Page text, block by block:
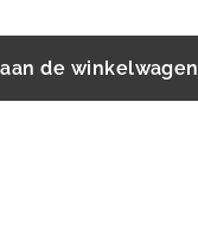
de winkelwagen